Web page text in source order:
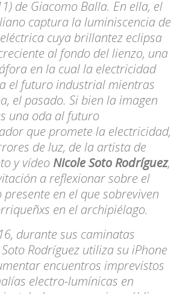
de Giacomo Balla. En ella, el
captura la luminiscencia de
cuya brillantez eclipsa
al fondo del lienzo, una
en la cual la electricidad
el futuro industrial mientras
el pasado. Si bien la imagen
una oda al futuro
que promete la electricidad,
de luz, de la artista de
y vídeo Nicole Soto Rodríguez,
a reflexionar sobre el
presente en el que sobreviven
en el archipiélago.
durante sus caminatas
Soto Rodríguez utiliza su iPhone
encuentros imprevistos
electro-lumínicas en